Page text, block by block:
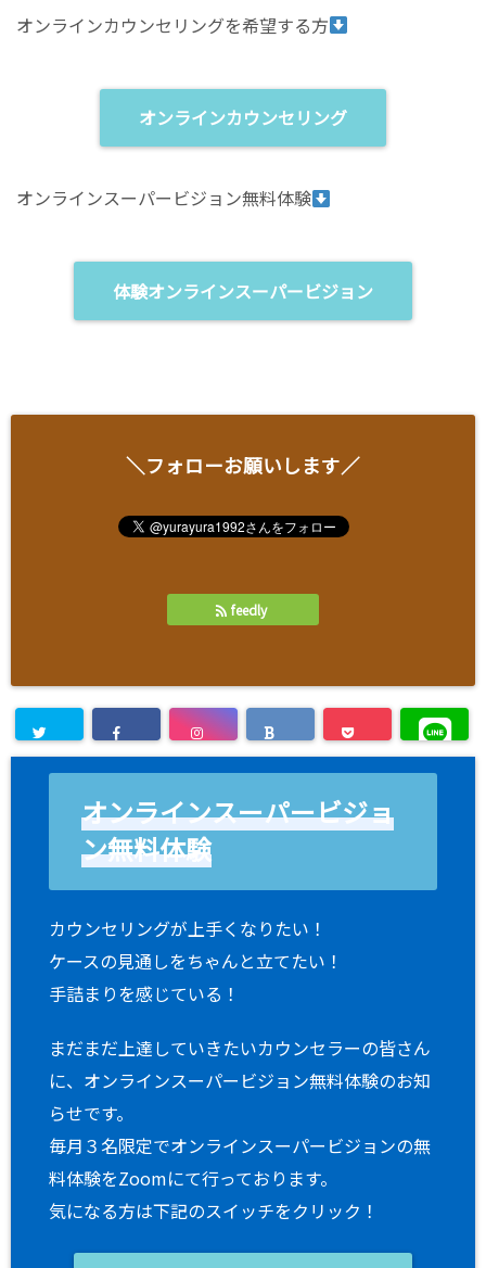
オンラインカウンセリングを希望する方
オンラインカウンセリング
オンラインスーパービジョン無料体験
体験オンラインスーパービジョン
＼フォローお願いします／
feedly
オンラインスーパービジョ
ン無料体験
カウンセリングが上手くなりたい！
ケースの見通しをちゃんと立てたい！
手詰まりを感じている！
まだまだ上達していきたいカウンセラーの皆さん
に、オンラインスーパービジョン無料体験のお知
らせです。
毎月３名限定でオンラインスーパービジョンの無
料体験をZoomにて行っております。
気になる方は下記のスイッチをクリック！